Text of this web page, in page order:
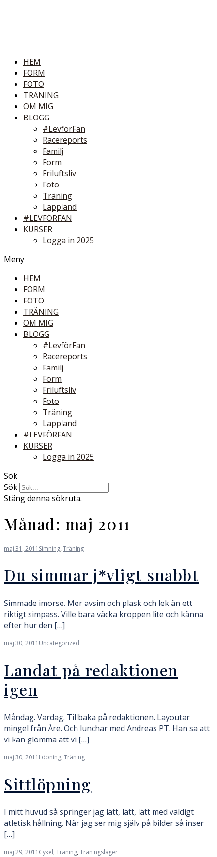
HEM
FORM
FOTO
TRÄNING
OM MIG
BLOGG
#LevförFan
Racereports
Familj
Form
Friluftsliv
Foto
Träning
Lappland
#LEVFÖRFAN
KURSER
Logga in 2025
Meny
HEM
FORM
FOTO
TRÄNING
OM MIG
BLOGG
#LevförFan
Racereports
Familj
Form
Friluftsliv
Foto
Träning
Lappland
#LEVFÖRFAN
KURSER
Logga in 2025
Sök
Sök
Stäng denna sökruta.
Månad: maj 2011
maj 31, 2011 Simning,Träning
Du simmar j*vligt snabbt
Simmade imorse. Mer avsim och plask och lek än ett
riktigt simpass. Ville bara väcka kroppen lite och känna
efter hur den […]
maj 30, 2011 Uncategorized
Landat på redaktionen
igen
Måndag. Vardag. Tillbaka på redaktionen. Layoutar
mingel från Åre. Och lunchar med Andreas PT. Han sa att
vi kan glömma att vi […]
maj 30, 2011 Löpning,Träning
Sittlöpning
I mitt huvud så springer jag lätt, lätt, lätt med väldigt
atletisk hållning. När jag ser mig själv på bilder så inser
[…]
maj 29, 2011 Cykel,Träning,Träningsläger